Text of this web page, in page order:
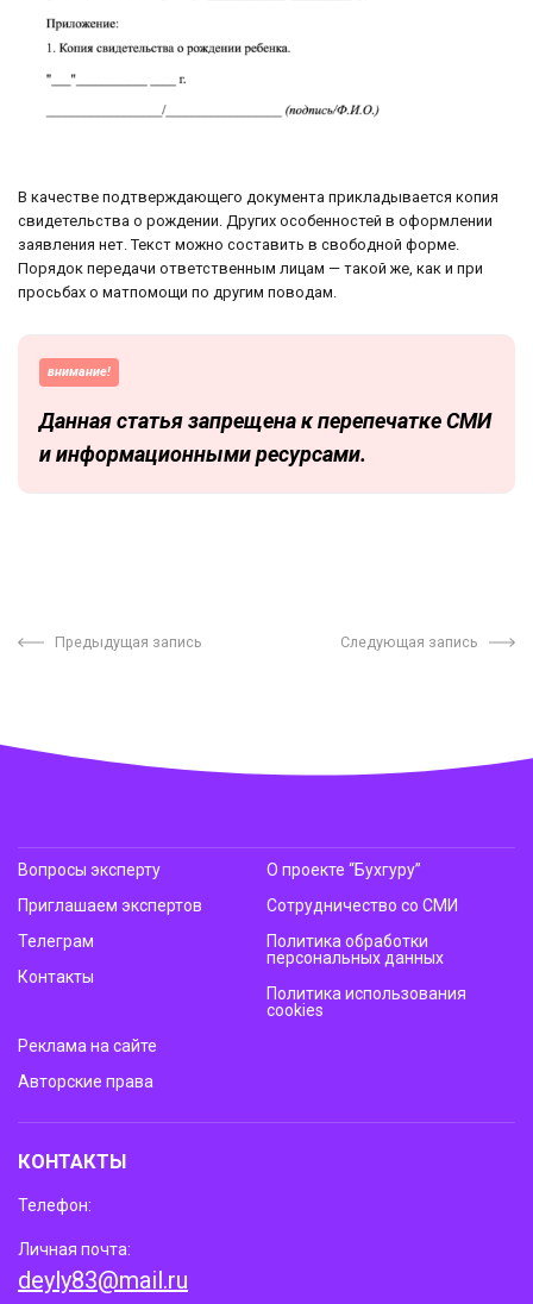
В качестве подтверждающего документа прикладывается копия
свидетельства о рождении. Других особенностей в оформлении
заявления нет. Текст можно составить в свободной форме.
Порядок передачи ответственным лицам — такой же, как и при
просьбах о матпомощи по другим поводам.
внимание!
Данная статья запрещена к перепечатке СМИ
и информационными ресурсами.
Предыдущая запись Следующая запись
Вопросы эксперту
Приглашаем экспертов
Телеграм
Контакты
О проекте “Бухгуру”
Сотрудничество со СМИ
Политика обработки
персональных данных
Политика использования
cookies
Реклама на сайте
Авторские права
КОНТАКТЫ
Телефон:
Личная почта:
deyly83@mail.ru